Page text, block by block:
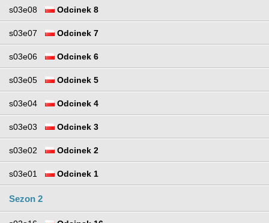
s03e08 Odcinek 8
s03e07 Odcinek 7
s03e06 Odcinek 6
s03e05 Odcinek 5
s03e04 Odcinek 4
s03e03 Odcinek 3
s03e02 Odcinek 2
s03e01 Odcinek 1
Sezon 2